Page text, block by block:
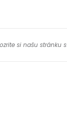
si našu stránku s